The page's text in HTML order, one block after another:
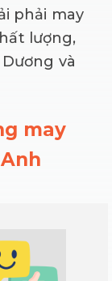
phải may
lượng,
và
may